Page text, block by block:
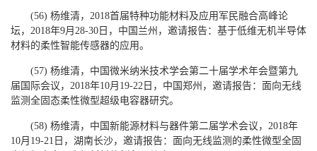
(56) 杨维清，2018首届特种功能材料及应用军民融合高峰论
坛，2018年9月28-30日，中国兰州，邀请报告：基于低维无机半导体
材料的柔性智能传感器的应用。
(57) 杨维清，中国微米纳米技术学会第二十届学术年会暨第九
届国际会议，2018年10月19-22日，中国郑州，邀请报告：面向无线
监测全固态柔性微型超级电容器研究。
(58) 杨维清，中国新能源材料与器件第二届学术会议，2018年
10月19-21日，湖南长沙，邀请报告：面向无线监测的柔性微型全固